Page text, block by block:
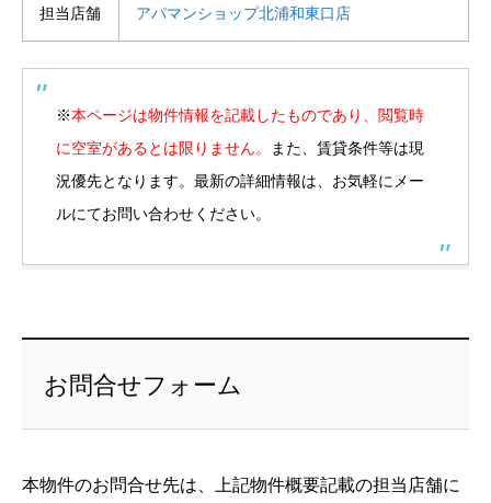
担当店舗 アパマンショップ北浦和東口店
※本ページは物件情報を記載したものであり、閲覧時
に空室があるとは限りません。
また、賃貸条件等は現
況優先となります。最新の詳細情報は、お気軽にメー
ルにてお問い合わせください。
お問合せフォーム
本物件のお問合せ先は、上記物件概要記載の担当店舗に